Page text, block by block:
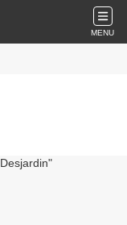
MENU